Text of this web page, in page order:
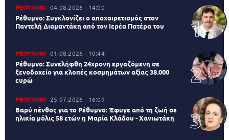
ΡΕΘΥΜΝΟ 04.08.2026 14:00
Ρέθυμνο: Συγκλονίζει ο αποχαιρετισμός στον
Παντελή Διαμαντάκη από τον Ιερέα Πατέρα του
ΡΕΘΥΜΝΟ 01.08.2026 10:44
Ρέθυμνο: Συνελήφθη 24χρονη εργαζόμενη σε
ξενοδοχείο για κλοπές κοσμημάτων αξίας 38.000
ευρώ
ΡΕΘΥΜΝΟ 25.07.2026 16:09
Βαρύ πένθος για το Ρέθυμνο: Έφυγε από τη ζωή σε
ηλικία μόλις 58 ετών η Μαρία Κλάδου - Χανιωτάκη